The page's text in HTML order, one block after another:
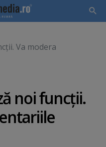
Va modera
noi funcţii.